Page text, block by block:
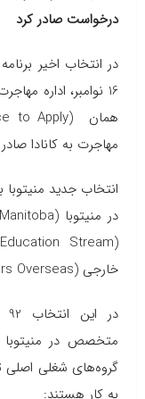
درخواست صادر کرد
مهاجرت به کانادا
انتخاب جدید
خارجی (Skilled Workers Overseas) برگزار شد.
متخصص در منیتوبا
به کار هستند: